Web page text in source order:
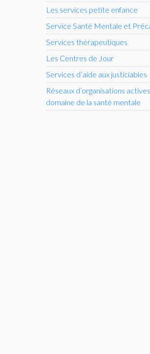
Les services petite enfance
Service Santé Mentale et
Services thérapeutiques
Les Centres de Jour
Services d’aide aux justiciables
Réseaux d’organisations
domaine de la santé mentale